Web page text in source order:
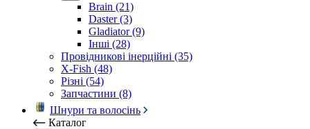
Brain (21)
Daster (3)
Gladiator (9)
Інші (28)
Провідникові інерційні (35)
X-Fish (48)
Різні (54)
Запчастини (8)
Шнури та волосінь
Каталог